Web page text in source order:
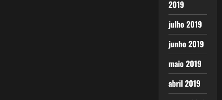
2019
julho 2019
junho 2019
maio 2019
abril 2019